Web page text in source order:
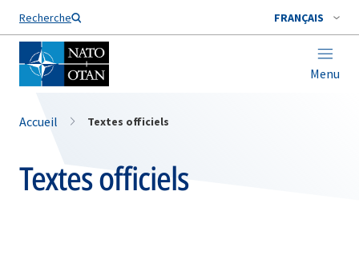
Recherche FRANÇAIS
Menu
Nom de famille*
Accueil Textes officiels
Textes officiels